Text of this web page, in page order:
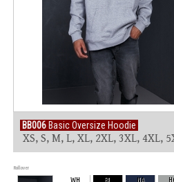
BB006 Basic Oversize Hoodie
XS, S, M, L, XL, 2XL, 3XL, 4XL,
Rollover
WH BL NA